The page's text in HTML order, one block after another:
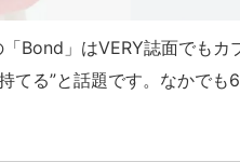
Bond」はVERY誌面でもカ
てる”と話題です。なかで